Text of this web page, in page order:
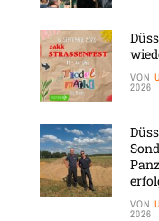
VON
2026
VON
2026